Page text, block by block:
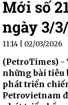
Mới số
ngày 3/
11:14 | 02/03/2026
(PetroTimes) -
những bài tiêu
phát triển
Petrovietnam